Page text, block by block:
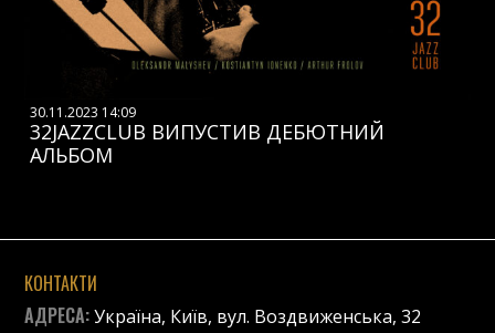
30.11.2023 14:09
32JAZZCLUB ВИПУСТИВ ДЕБЮТНИЙ
АЛЬБОМ
КОНТАКТИ
АДРЕСА:Україна, Київ, вул. Воздвиженська, 32